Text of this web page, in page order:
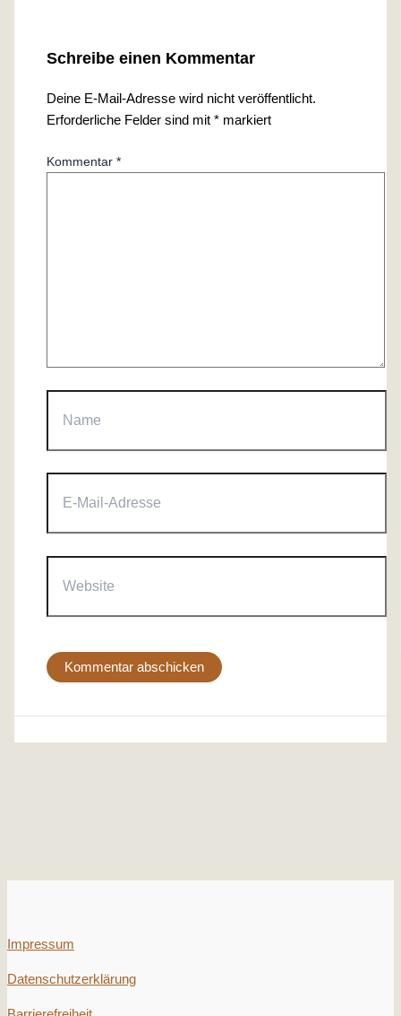
Schreibe einen Kommentar
Deine E-Mail-Adresse wird nicht veröffentlicht.
Erforderliche Felder sind mit* markiert
Kommentar*
Mail-
Impressum
Datenschutzerklärung